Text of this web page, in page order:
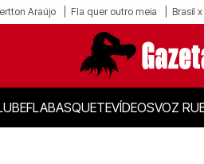
Araújo Fla quer outro meia Brasil
FLABASQUETEVÍDEOSVOZ